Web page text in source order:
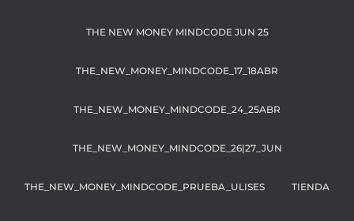
THE NEW MONEY MINDCODE JUN 25
THE_NEW_MONEY_MINDCODE_17_18ABR
THE_NEW_MONEY_MINDCODE_24_25ABR
THE_NEW_MONEY_MINDCODE_26|27_JUN
THE_NEW_MONEY_MINDCODE_PRUEBA_ULISES TIENDA